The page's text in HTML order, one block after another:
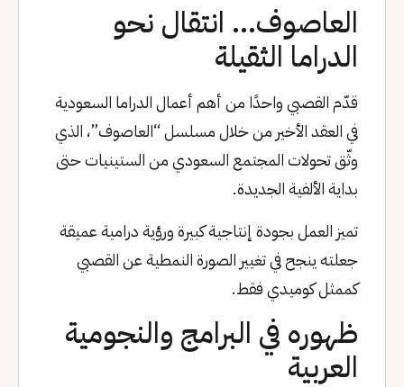
العاصوف… انتقال نحو
الدراما الثقيلة
قدّم القصبي واحدًا من أهم أعمال الدراما السعودية
في العقد الأخير من خلال مسلسل “العاصوف”، الذي
وثّق تحولات المجتمع السعودي من الستينيات حتى
بداية الألفية الجديدة.
تميز العمل بجودة إنتاجية كبيرة ورؤية درامية عميقة
جعلته ينجح في تغيير الصورة النمطية عن القصبي
كممثل كوميدي فقط.
ظهوره في البرامج والنجومية
العربية